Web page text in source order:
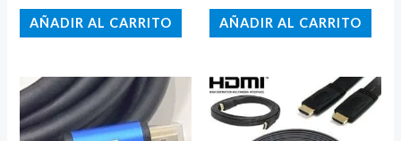
Valorado
con
de
AÑADIR AL CARRITO
Valorado
con
de
AÑADIR AL CARRITO